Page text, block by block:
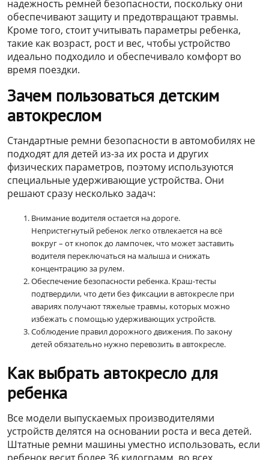
надежность ремней безопасности, поскольку они
обеспечивают защиту и предотвращают травмы.
Кроме того, стоит учитывать параметры ребенка,
такие как возраст, рост и вес, чтобы устройство
идеально подходило и обеспечивало комфорт во
время поездки.
Зачем пользоваться детским
автокреслом
Стандартные ремни безопасности в автомобилях не
подходят для детей из-за их роста и других
физических параметров, поэтому используются
специальные удерживающие устройства. Они
решают сразу несколько задач:
Внимание водителя остается на дороге.
Непристегнутый ребенок легко отвлекается на всё
вокруг – от кнопок до лампочек, что может заставить
водителя переключаться на малыша и снижать
концентрацию за рулем.
Обеспечение безопасности ребенка. Краш-тесты
подтвердили, что дети без фиксации в автокресле при
авариях получают тяжелые травмы, которых можно
избежать с помощью удерживающих устройств.
Соблюдение правил дорожного движения. По закону
детей обязательно нужно перевозить в автокресле.
Как выбрать автокресло для
ребенка
Все модели выпускаемых производителями
устройств делятся на основании роста и веса детей.
Штатные ремни машины уместно использовать, если